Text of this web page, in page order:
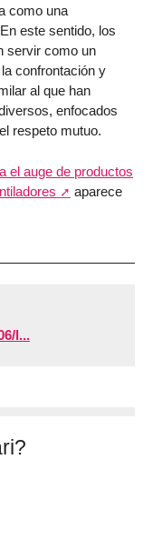
como una
este sentido, los
servir como un
confrontación y
al que han
enfocados
respeto mutuo.
el auge de productos
aparece
l...